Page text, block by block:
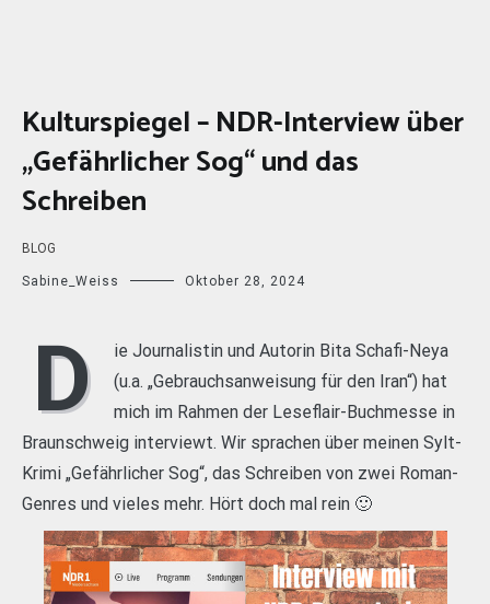
Kulturspiegel – NDR-Interview über
„Gefährlicher Sog“ und das
Schreiben
BLOG
Sabine_Weiss Oktober 28, 2024
D
ie Journalistin und Autorin Bita Schafi-Neya
(u.a. „Gebrauchsanweisung für den Iran“) hat
mich im Rahmen der Leseflair-Buchmesse in
Braunschweig interviewt. Wir sprachen über meinen Sylt-
Krimi „Gefährlicher Sog“, das Schreiben von zwei Roman-
Genres und vieles mehr. Hört doch mal rein 🙂